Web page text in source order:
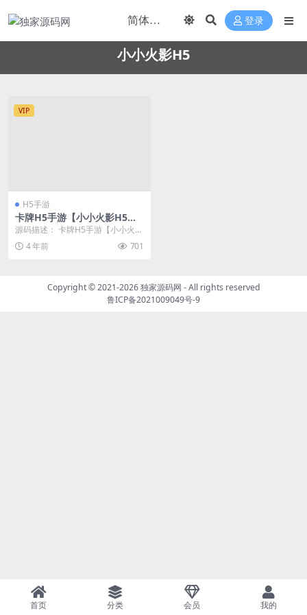
登录
小小火影H5
VIP
H5手游
卡牌H5手游【小小火影H5】
最新整理Win半手工服务端
源码描述： 卡牌H5手游【小小火影
H5】最新整理Win半手工服务端+多
区+跨服+...
4 年前 701
Copyright © 2021-2026独家源码网 - All rights reserved
鲁ICP备2021009049号-9
首页 分类 会员 我的